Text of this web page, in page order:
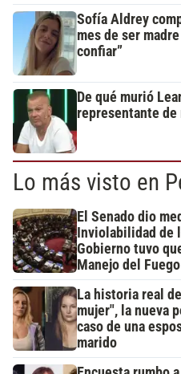
Sofía Aldrey
mes de ser
confiar”
De qué murió
representante de
Lo más visto en
El Senado dio
Inviolabilidad de
Gobierno tuvo
Manejo del Fuego
La historia real
mujer", la nueva
caso de una
marido